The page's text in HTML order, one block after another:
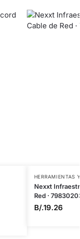
HERRAMIENTAS
Nexxt
Red ·
B/.19.26